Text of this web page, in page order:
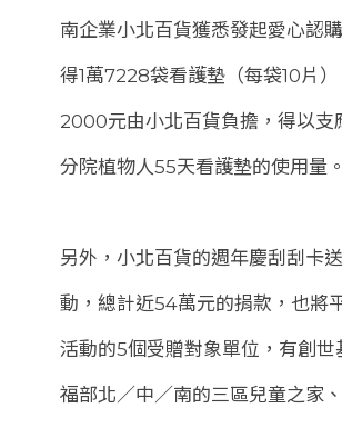
南企業小北百貨獲悉發起愛心認
得1萬7228袋看護墊（每袋10片）
2000元由小北百貨負擔，得以支
分院植物人55天看護墊的使用量。
另外，小北百貨的週年慶刮刮卡
動，總計近54萬元的捐款，也將
活動的5個受贈對象單位，有創世
福部北／中／南的三區兒童之家